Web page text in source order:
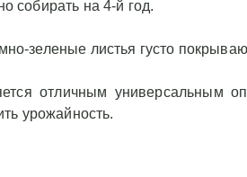
собирать на 4-й год.
зеленые листья густо
отличным универсальным
урожайность.